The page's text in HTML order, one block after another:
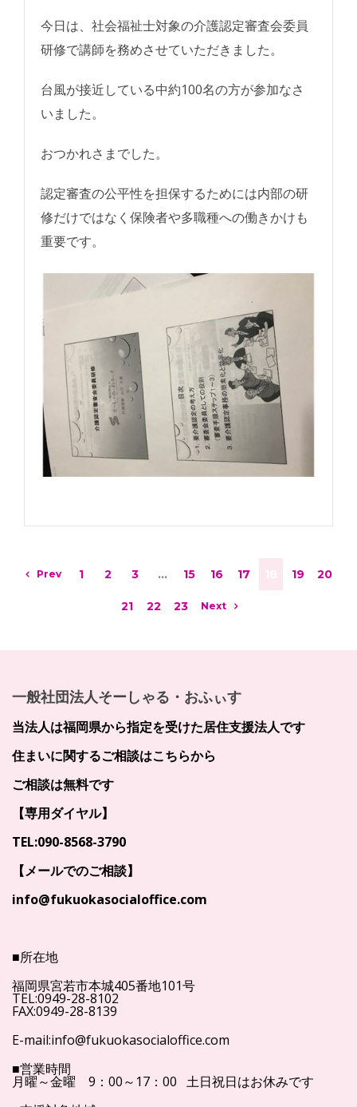
今日は、社会福祉士対象の介護認定審査会委員
研修で講師を務めさせていただきました。
台風が接近している中約100名の方が参加なさ
いました。
おつかれさまでした。
認定審査の公平性を担保するためには内部の研
修だけではなく保険者や多職種への働きかけも
重要です。
Prev 1 2 3 … 15 16 17 19 20
21 22 23 Next
一般社団法人そーしゃる・おふぃす
当法人は福岡県から指定を受けた居住支援法人です
住まいに関するご相談はこちらから
ご相談は無料です
【専用ダイヤル】
TEL:090-8568-3790
【メールでのご相談】
info@fukuokasocialoffice.com
■所在地
福岡県宮若市本城405番地101号
TEL:0949-28-8102
FAX:0949-28-8139
E-mail:info@fukuokasocialoffice.com
■営業時間
月曜～金曜 9：00～17：00 土日祝日はお休みです